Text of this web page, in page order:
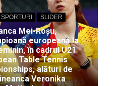
SPORTURI SLIDER
Mei-Roșu,
europeană la
în cadrul U21
Table Tennis
alături de
Veronika